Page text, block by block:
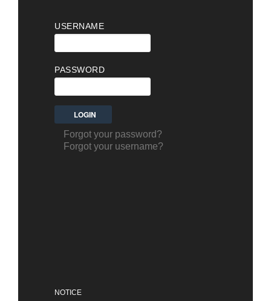
USERNAME
PASSWORD
Forgot your password?
Forgot your username?
NOTICE